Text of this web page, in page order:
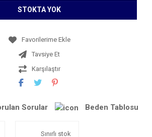
STOKTA YOK
Tavsiye Et
Karşılaştır
Sorular Beden Tablosu
Sınırlı stok